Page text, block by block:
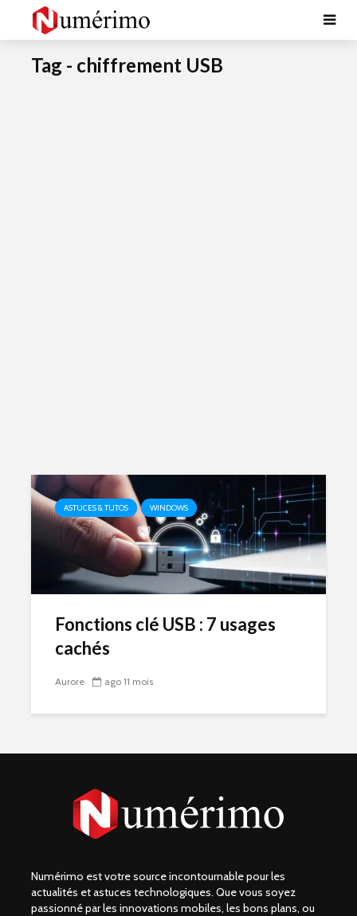
Tag - chiffrement USB
ASTUCES & TUTOS WINDOWS
Fonctions clé USB : 7 usages
cachés
Aurore ago 11 mois
Numérimo est votre source incontournable pour les
actualités et astuces technologiques. Que vous soyez
passionné par les innovations mobiles, les bons plans, ou